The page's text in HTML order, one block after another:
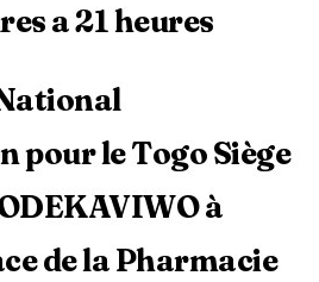
a 21 heures
pour le Togo Siège
à
de la Pharmacie